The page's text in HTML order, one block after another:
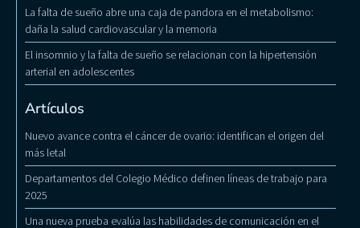
La falta de sueño abre una caja de pandora en el metabolismo:
daña la salud cardiovascular y la memoria
El insomnio y la falta de sueño se relacionan con la hipertensión
arterial en adolescentes
Artículos
Nuevo avance contra el cáncer de ovario: identifican el origen del
más letal
Departamentos del Colegio Médico definen líneas de trabajo para
2025
Una nueva prueba evalúa las habilidades de comunicación en el